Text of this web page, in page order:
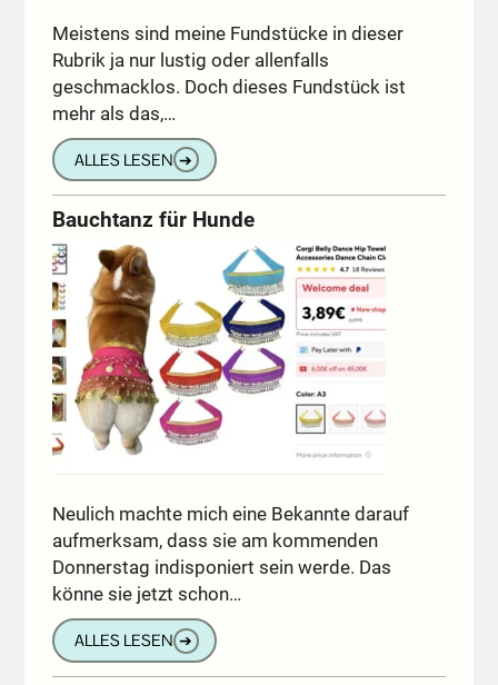
Meistens sind meine Fundstücke in dieser
Rubrik ja nur lustig oder allenfalls
geschmacklos. Doch dieses Fundstück ist
mehr als das,…
ALLES LESEN ➔
Bauchtanz für Hunde
Neulich machte mich eine Bekannte darauf
aufmerksam, dass sie am kommenden
Donnerstag indisponiert sein werde. Das
könne sie jetzt schon…
ALLES LESEN ➔